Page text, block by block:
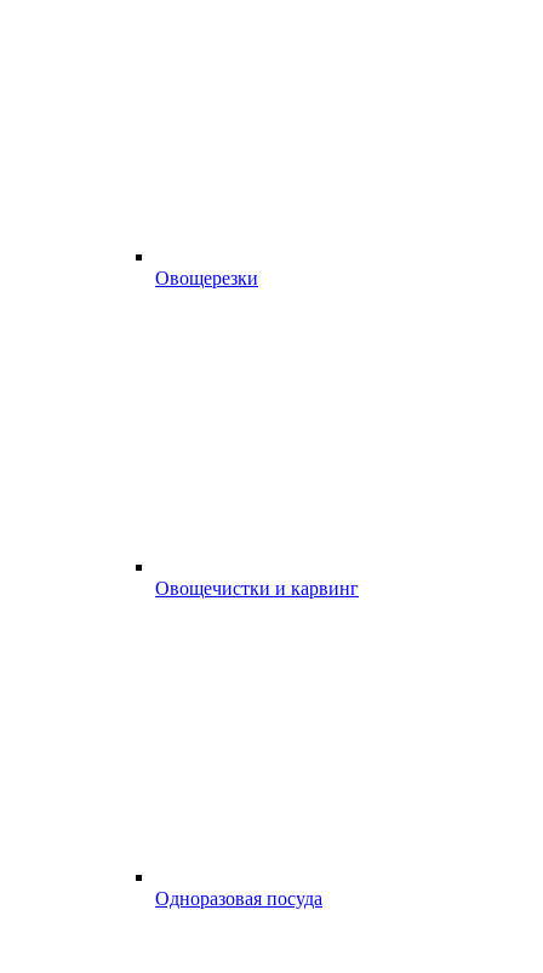
Овощерезки
Овощечистки и карвинг
Одноразовая посуда